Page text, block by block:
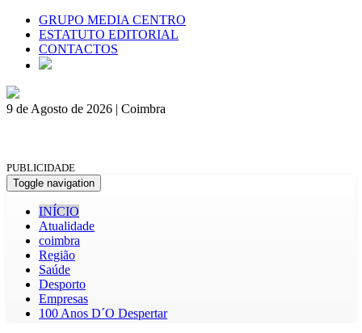
GRUPO MEDIA CENTRO
ESTATUTO EDITORIAL
CONTACTOS
9 de Agosto de 2026 | Coimbra
PUBLICIDADE
Toggle navigation
INÍCIO
Atualidade
coimbra
Região
Saúde
Desporto
Empresas
100 Anos D´O Despertar